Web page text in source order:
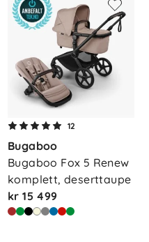
12
Bugaboo
Bugaboo Fox 5 Renew
komplett, deserttaupe
kr 15 499